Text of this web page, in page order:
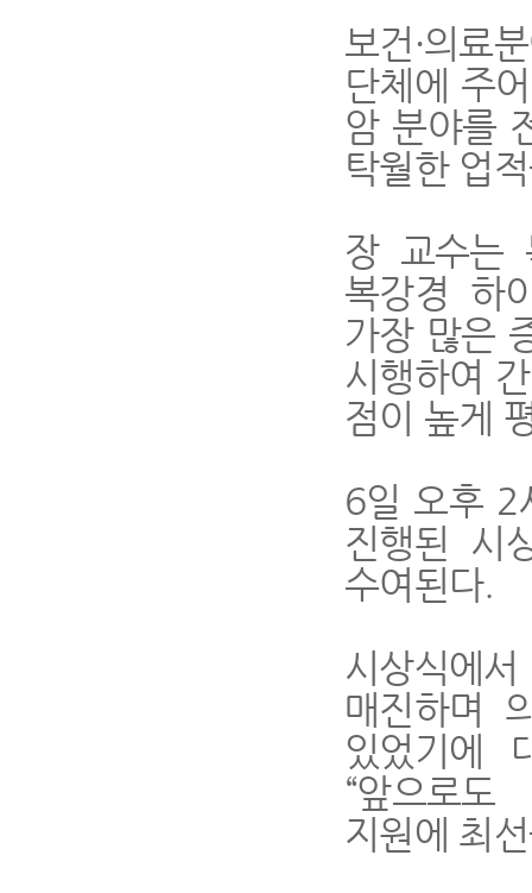
보건·의료
단체에 주
암 분야를
탁월한 업
장 교수는
복강경 하
가장 많은
시행하여
점이 높게
6일 오후 2
진행된 시
수여된다.
시상식에
매진하며
있었기에
“앞으로
지원에 최